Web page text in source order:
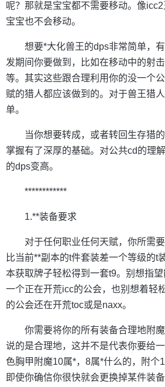
呢？那就是宝宝都不需要移动。像icc2
宝宝也不会移动。
想要*大化兽王的dps非常简单，
发期间你要做到，比如在移动中的射
等。其实这些跟合理利用你的没一个
赋的猎人都应该做到的。对于兽王猎
单。
当你想要转成，或者转回生存猎
掌握有了深厚的基础。对公共cd的理
的dps变高。
************
1.**装备要求
对于任何职业任何天赋，你所需
比当前**副本的t件套装差一个等级的t
本获取牌子轻松得到一套t9。别想指
一个正在开荒icc的公会，也别想着轻
的公会还在开荒toc或是naxx。
你需要将你的所有装备合理地附
说的是合理地，这并不是代表你要给
色胸甲附魔10属*，8属*什么的，附个
即使你确信你很快就会更换掉某件装